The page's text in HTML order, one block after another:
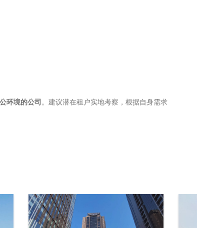
环境的公司 。建议潜在租户实地考察，根据自身需求